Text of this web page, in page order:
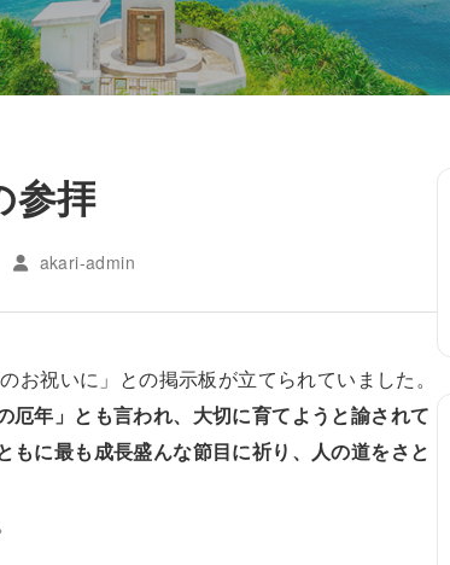
参拝
akari-admin
祝いに」との掲示板が立てられていました。
年」とも言われ、大切に育てようと諭されて
に最も成長盛んな節目に祈り、人の道をさと